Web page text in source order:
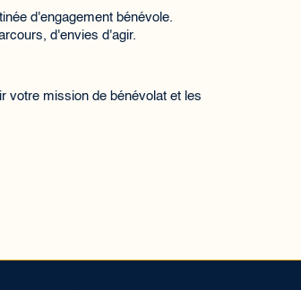
d'engagement bénévole.
d'envies d'agir.
votre mission de bénévolat et les